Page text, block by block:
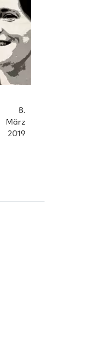
8.
März
2019